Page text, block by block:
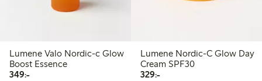
Lumene Valo Nordic-c Glow
Boost Essence
349:-349,00 kr
Lumene Nordic-C Glow Day
Cream SPF30
329:-329,00 kr